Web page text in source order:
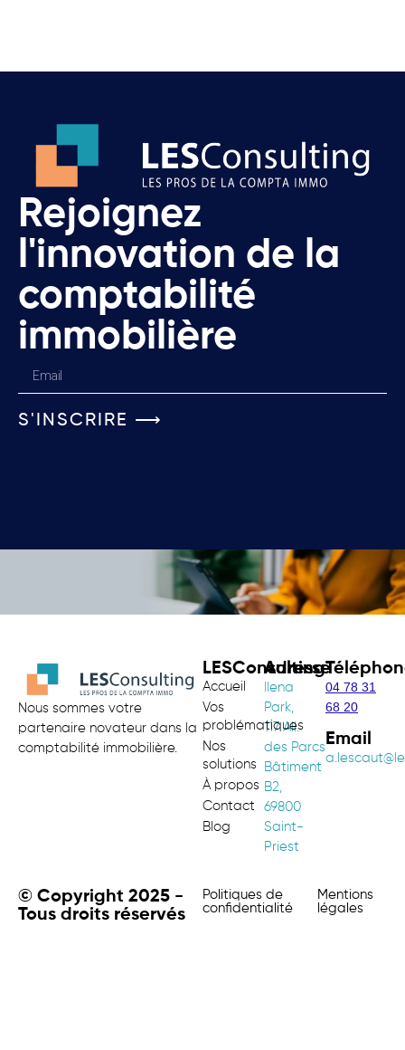
Rejoignez
l'innovation de la
comptabilité
immobilière
S'INSCRIRE ⟶
Nous sommes votre
partenaire novateur dans la
comptabilité immobilière.
LESConsulting
Accueil
Vos
problématiques
Nos
solutions
À propos
Contact
Blog
Adresse
Ilena
Park,
117 All.
des Parcs
Bâtiment
B2,
69800
Saint-
Priest
04 78 31
68 20
Email
© Copyright 2025 -
Tous droits réservés
Mentions
légales
Politiques de
confidentialité